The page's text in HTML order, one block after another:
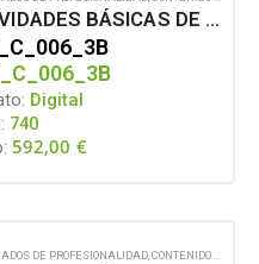
ACTIVIDADES BÁSICAS DE PANADERÍA Y PASTELERÍA
Digital
740
592,00 €
DE PROFESIONALIDAD CONTENIDO EN FORMATO DIGITAL